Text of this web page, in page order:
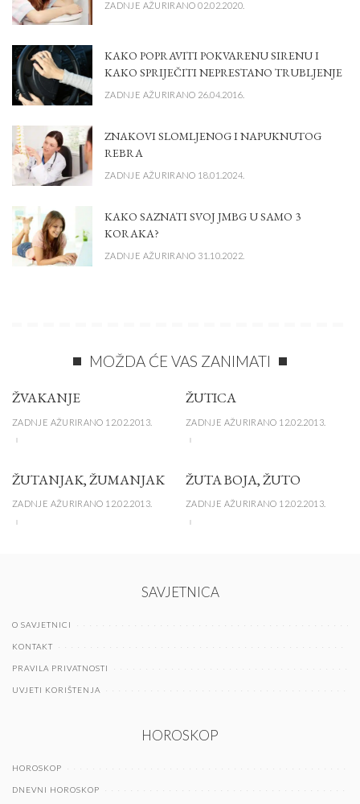
ZADNJE AŽURIRANO 02.02.2020.
KAKO POPRAVITI POKVARENU SIRENU I
KAKO SPRIJEČITI NEPRESTANO TRUBLJENJE
ZADNJE AŽURIRANO 26.04.2016.
ZNAKOVI SLOMLJENOG I NAPUKNUTOG
REBRA
ZADNJE AŽURIRANO 18.01.2024.
KAKO SAZNATI SVOJ JMBG U SAMO 3
KORAKA?
ZADNJE AŽURIRANO 31.10.2022.
MOŽDA ĆE VAS ZANIMATI
ŽVAKANJE
ZADNJE AŽURIRANO 12.02.2013.
ŽUTICA
ZADNJE AŽURIRANO 12.02.2013.
ŽUTANJAK, ŽUMANJAK
ZADNJE AŽURIRANO 12.02.2013.
ŽUTA BOJA, ŽUTO
ZADNJE AŽURIRANO 12.02.2013.
SAVJETNICA
O SAVJETNICI
KONTAKT
PRAVILA PRIVATNOSTI
UVJETI KORIŠTENJA
HOROSKOP
HOROSKOP
DNEVNI HOROSKOP